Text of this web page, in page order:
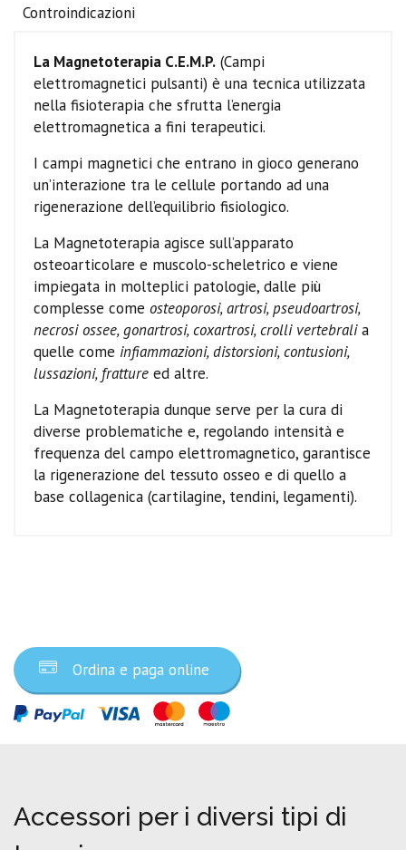
Controindicazioni
La Magnetoterapia C.E.M.P. (Campi
elettromagnetici pulsanti) è una tecnica utilizzata
nella fisioterapia che sfrutta l’energia
elettromagnetica a fini terapeutici.
I campi magnetici che entrano in gioco generano
un’interazione tra le cellule portando ad una
rigenerazione dell’equilibrio fisiologico.
La Magnetoterapia agisce sull’apparato
osteoarticolare e muscolo-scheletrico e viene
impiegata in molteplici patologie, dalle più
complesse come osteoporosi, artrosi, pseudoartrosi,
necrosi ossee, gonartrosi, coxartrosi, crolli vertebralia
quelle come infiammazioni, distorsioni, contusioni,
lussazioni, fratture ed altre.
La Magnetoterapia dunque serve per la cura di
diverse problematiche e, regolando intensità e
frequenza del campo elettromagnetico, garantisce
la rigenerazione del tessuto osseo e di quello a
base collagenica (cartilagine, tendini, legamenti).
Ordina e paga online
Accessori per i diversi tipi di